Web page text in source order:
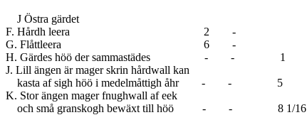
J Östra gärdet
F. Hårdh leera 2 -
G. Flåttleera 6 -
H. Gärdes höö der sammastädes - - 1
J. Lill ängen är mager skrin hårdwall kan
kasta af sigh höö i medelmåttigh åhr - - 5
K. Stor ängen mager fnughwall af eek
och små granskogh bewäxt till höö - - 8 1/16